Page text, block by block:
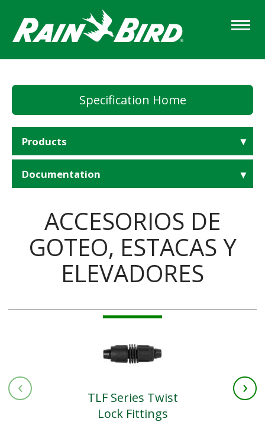
main
content
Specification Home
Products
Documentation
ACCESORIOS DE
GOTEO, ESTACAS Y
ELEVADORES
TLF Series Twist
Lock Fittings
‹ ›